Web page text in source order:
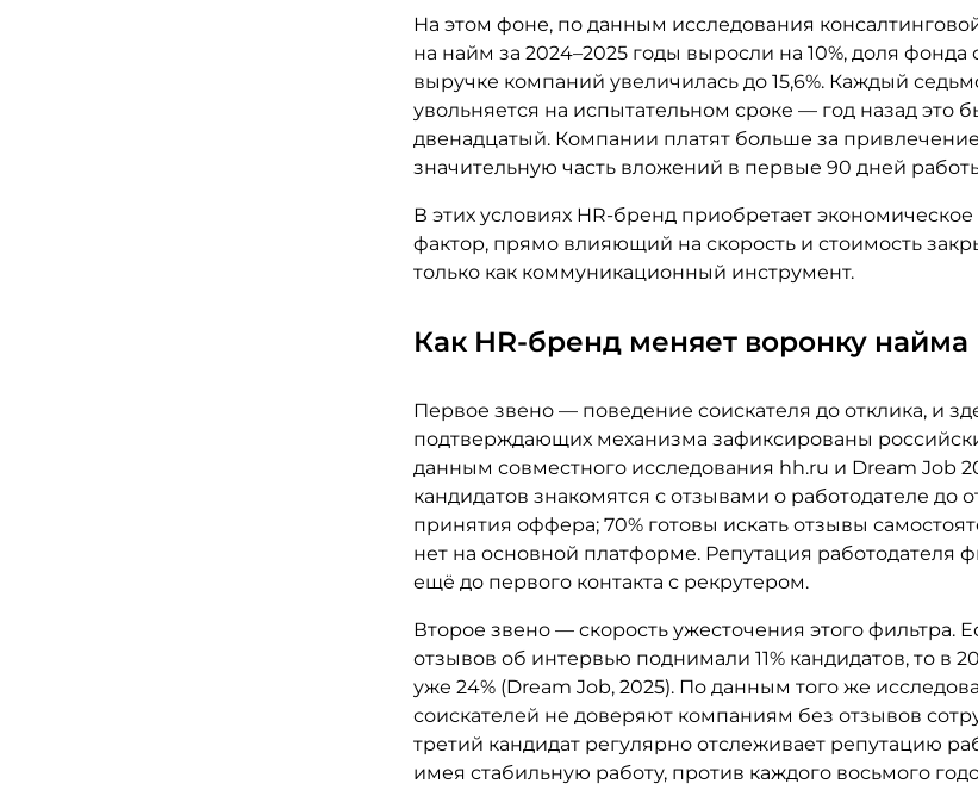
На этом фоне, по данным исследования
на найм за 2024–2025 годы выросли на 10%, доля фонда
выручке компаний увеличилась до 15,6%. Каждый
увольняется на испытательном сроке — год назад это
двенадцатый. Компании платят больше за
значительную часть вложений в первые 90 дней
В этих условиях HR-бренд приобретает
фактор, прямо влияющий на скорость и стоимость
только как коммуникационный инструмент.
Как HR-бренд меняет воронку найма
Первое звено — поведение соискателя до отклика, и
подтверждающих механизма зафиксированы
данным совместного исследования hh.ru и Dream Job
кандидатов знакомятся с отзывами о работодателе до
принятия оффера; 70% готовы искать отзывы
нет на основной платформе. Репутация работодателя
ещё до первого контакта с рекрутером.
Второе звено — скорость ужесточения этого фильтра.
отзывов об интервью поднимали 11% кандидатов, то в
уже 24% (Dream Job, 2025). По данным того же
соискателей не доверяют компаниям без отзывов
третий кандидат регулярно отслеживает репутацию
имея стабильную работу, против каждого восьмого